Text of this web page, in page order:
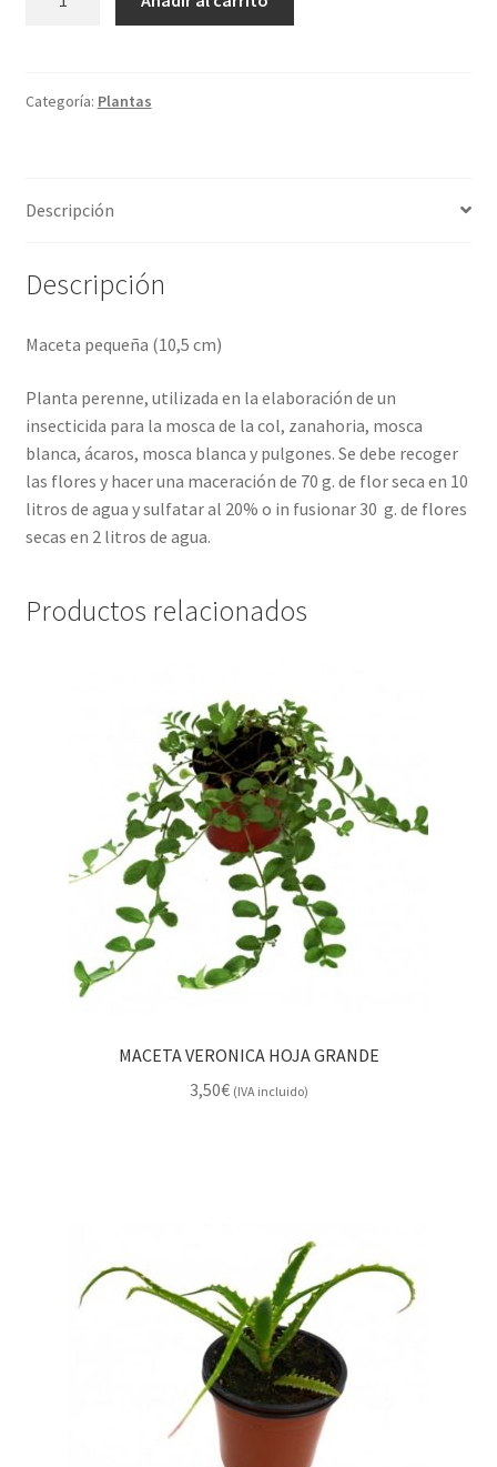
Categoría: Plantas
Descripción
Descripción
Maceta pequeña (10,5 cm)
Planta perenne, utilizada en la elaboración de un
insecticida para la mosca de la col, zanahoria, mosca
blanca, ácaros, mosca blanca y pulgones. Se debe recoger
las flores y hacer una maceración de 70 g. de flor seca en 10
litros de agua y sulfatar al 20% o in fusionar 30 g. de flores
secas en 2 litros de agua.
Productos relacionados
MACETA VERONICA HOJA GRANDE
3,50€ (IVA incluido)